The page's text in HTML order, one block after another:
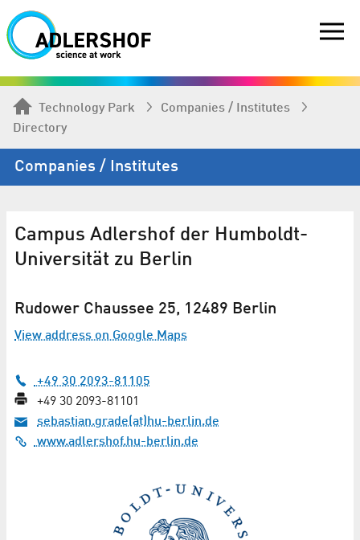
Technology Park
Companies / Institutes
Directory
Companies / Institutes
Campus Adlershof der Humboldt-
Universität zu Berlin
Rudower Chaussee 25, 12489 Berlin
View address on Google Maps
+49 30 2093-81105
+49 30 2093-81101
sebastian.grade(at)hu-berlin.de
www.adlershof.hu-berlin.de